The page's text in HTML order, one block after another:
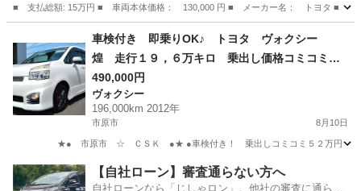
■ 支払総額: 15万円 ■ 車両本体価格： 130,000 円 ■ メーカー名： トヨタ ■
パッソ
車検付き 即乗りOK♪ トヨタ ヴォクシー
煌 走行１９，６万キロ 乗出し価格コミコミ５
２万円 ☆市原市★ＣＳＫ☆
490,000円
ヴォクシー
196,000km 2012年
市原市 8月10日
★● 市原市 ☆ ＣＳＫ ●★ ●車検付き！ 乗出しコミコミ５２万円（消費
千葉 市原市 ヴォクシー 車両
【自社ローン】審査通らない方へ
自社ローンなら「じしゃロン」。他社の審査に通らな